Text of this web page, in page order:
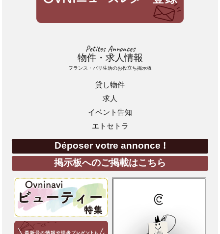
Petites Annonces
物件・求人情報
フランス・パリ生活のお役立ち掲示板
貸し物件
求人
イベント告知
エトセトラ
Déposer votre annonce !
掲示板へのご掲載はこちら